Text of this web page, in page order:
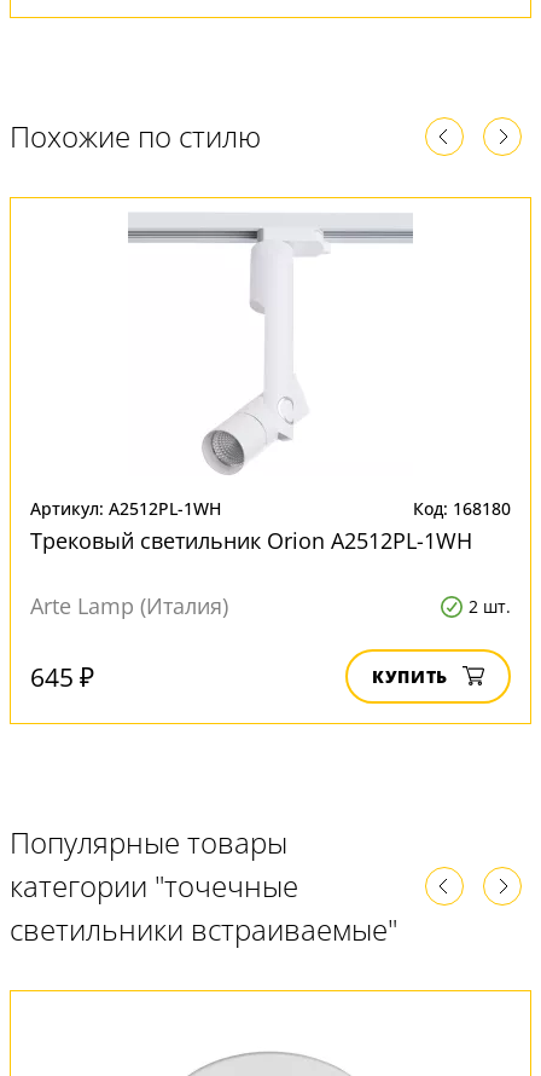
Похожие по стилю
Артикул: A2512PL-1WH Код: 168180
Трековый светильник Orion A2512PL-1WH
Arte Lamp (Италия) 2 шт.
645 ₽ КУПИТЬ
Популярные товары
категории "точечные
светильники встраиваемые"